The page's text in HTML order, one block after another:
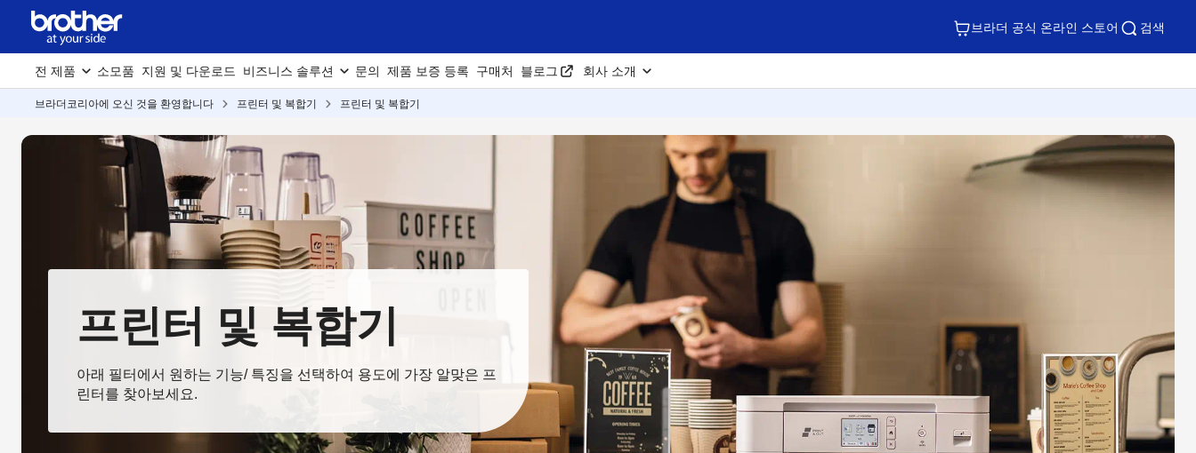
브라더 공식 온라인 스토어 검색
전 제품 소모품 지원 및 다운로드 비즈니스 솔루션 문의 제품 보증 등록 구매처 블로그 회사 소개
브라더코리아에 오신 것을 환영합니다 프린터 및 복합기 프린터 및 복합기
프린터 및 복합기
아래 필터에서 원하는 기능/ 특징을 선택하여 용도에 가장 알맞은 프
린터를 찾아보세요.